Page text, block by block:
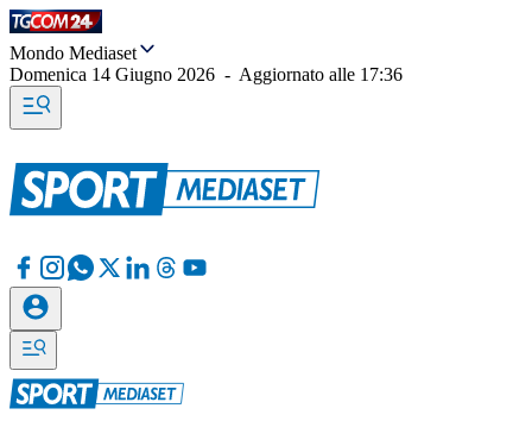
Mondo Mediaset
Domenica 14 Giugno 2026 - Aggiornato alle 17:36